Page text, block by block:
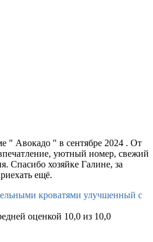
" Авокадо " в сентябре 2024 . От
уютный номер, свежий
Спасибо хозяйке Галине, за
ещё.
кроватями улучшенный с
оценкой 10,0 из 10,0